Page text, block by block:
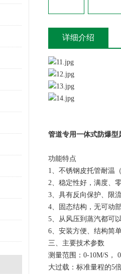
详细介绍
管道专用一体式防爆型
功能特点
1、不锈钢皮托管耐温
2、稳定性好，满度、
3、具有反向保护、限
4、固态结构，无可动
5、从风压到蒸汽都可
6、安装方便、结构简
三、主要技术参数
测量范围：0-10M/S，
大过载：标准量程的5